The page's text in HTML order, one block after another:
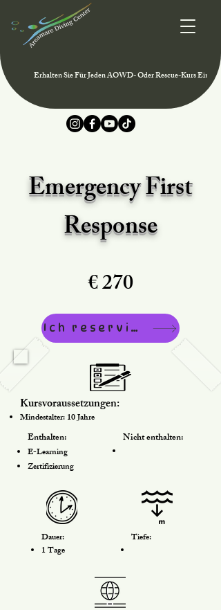
Erhalten Sie Für Jeden AOWD- Oder Rescue-Kurs Eine
Emergency First
Response
€ 270
Ich reserviere
Kursvoraussetzungen:
Mindestalter: 10 Jahre
Enthalten:
E-Learning
Zertifizierung
Dauer:
1 Tage
Nicht enthalten:
Tiefe: